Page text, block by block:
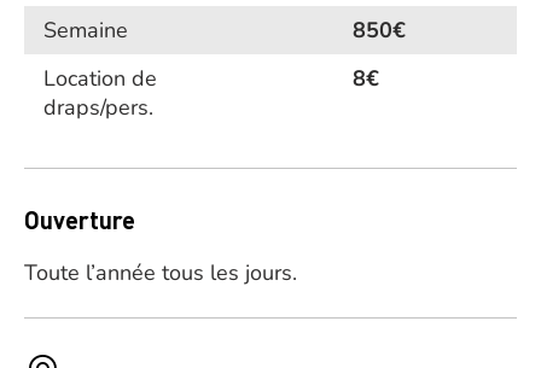
Semaine
850€
Location de
draps/pers.
8€
Ouverture
Toute l’année tous les jours.